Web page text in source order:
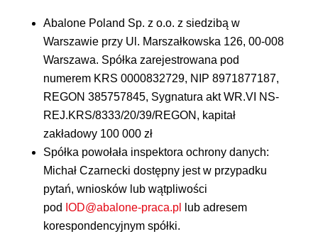
Abalone Poland Sp. z o.o. z siedzibą w
Warszawie przy Ul. Marszałkowska 126, 00-008
Warszawa. Spółka zarejestrowana pod
numerem KRS 0000832729, NIP 8971877187,
REGON 385757845, Sygnatura akt WR.VI NS-
REJ.KRS/8333/20/39/REGON, kapitał
zakładowy 100 000 zł
Spółka powołała inspektora ochrony danych:
Michał Czarnecki dostępny jest w przypadku
pytań, wniosków lub wątpliwości
pod IOD@abalone-praca.pl
lub adresem
korespondencyjnym spółki.